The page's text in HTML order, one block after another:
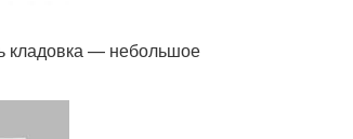
кладовка — небольшое